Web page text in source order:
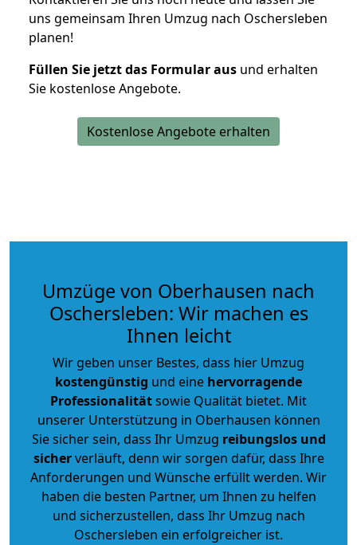
uns gemeinsam Ihren Umzug nach Oschersleben
planen!
Füllen Sie jetzt das Formular aus und erhalten
Sie kostenlose Angebote.
Kostenlose Angebote erhalten
Umzüge von Oberhausen nach
Oschersleben: Wir machen es
Ihnen leicht
Wir geben unser Bestes, dass hier Umzug
kostengünstig und eine hervorragende
Professionalitätsowie Qualität bietet. Mit
unserer Unterstützung in Oberhausen können
Sie sicher sein, dass Ihr Umzug reibungslos und
sicherverläuft, denn wir sorgen dafür, dass Ihre
Anforderungen und Wünsche erfüllt werden. Wir
haben die besten Partner, um Ihnen zu helfen
und sicherzustellen, dass Ihr Umzug nach
Oschersleben ein erfolgreicher ist.